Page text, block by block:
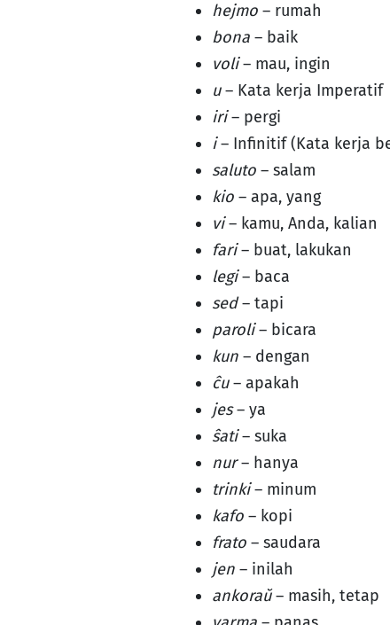
hejmo – rumah
bona – baik
voli– mau, ingin
u– Kata kerja Imperatif
iri– pergi
i– Infinitif (Kata kerja
saluto – salam
kio – apa, yang
vi– kamu, Anda, kalian
fari– buat, lakukan
legi– baca
sed– tapi
paroli– bicara
kun – dengan
ĉu– apakah
jes– ya
ŝati– suka
nur– hanya
trinki– minum
kafo – kopi
frato – saudara
jen – inilah
ankoraŭ– masih, tetap